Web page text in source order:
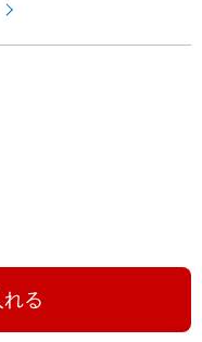
る